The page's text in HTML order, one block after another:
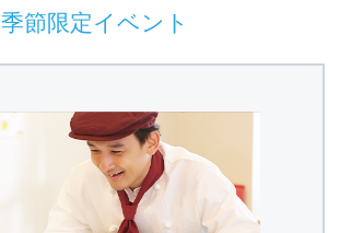
季節限定イベント